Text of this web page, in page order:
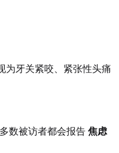
为牙关紧咬、紧张性头痛
数被访者都会报告 焦虑